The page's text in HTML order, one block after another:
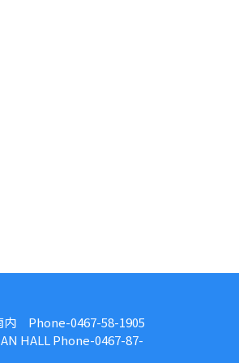
Phone-0467-58-1905
HALL Phone-0467-87-